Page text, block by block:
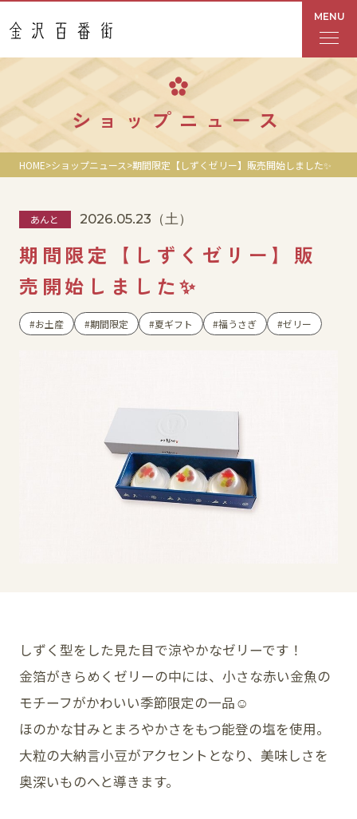
MENU
フロアガイド
あんと
Rinto
あんと西
ショップ検索
レストラン・カフェ
アクセス・パーキング
SNS
ショップニュース
HOME ショップニュース 期間限定【しずくゼリー】販売開始しました✨
あんと 2026.05.23 （土）
期間限定【しずくゼリー】販
売開始しました✨
お土産 期間限定 夏ギフト 福うさぎ ゼリー
しずく型をした見た目で涼やかなゼリーです！
金箔がきらめくゼリーの中には、小さな赤い金魚の
モチーフがかわいい季節限定の一品☺︎
ほのかな甘みとまろやかさをもつ能登の塩を使用。
大粒の大納言小豆がアクセントとなり、美味しさを
奥深いものへと導きます。